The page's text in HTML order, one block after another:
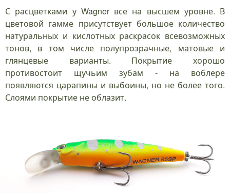
С расцветками у Wagner все на высшем уровне. В
цветовой гамме присутствует большое количество
натуральных и кислотных раскрасок всевозможных
тонов, в том числе полупрозрачные, матовые и
глянцевые варианты. Покрытие хорошо
противостоит щучьим зубам - на воблере
появляются царапины и выбоины, но не более того.
Слоями покрытие не облазит.